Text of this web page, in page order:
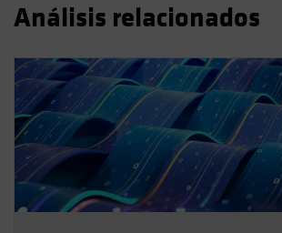
Análisis relacionados